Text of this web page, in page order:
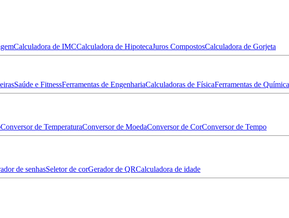
Calculadora de IMCCalculadora de HipotecaJuros CompostosCalculadora de Gorjeta
Saúde e FitnessFerramentas de EngenhariaCalculadoras de FísicaFerramentas de Química
Conversor de TemperaturaConversor de MoedaConversor de CorConversor de Tempo
de senhasSeletor de corGerador de QRCalculadora de idade